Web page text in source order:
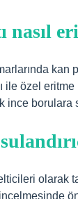
nasıl
kan
ile özel
borulara
olarak